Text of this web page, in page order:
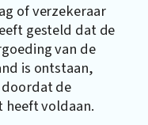
of verzekeraar
gesteld dat de
van de
is ontstaan,
de
heeft voldaan.